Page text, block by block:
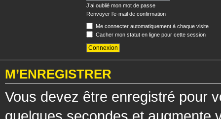
J’ai oublié mon mot de passe
Renvoyer l’e-mail de confirmation
Me connecter automatiquement à chaque visite
Cacher mon statut en ligne pour cette session
M’ENREGISTRER
Vous devez être enregistré pour
quelques secondes et augmente